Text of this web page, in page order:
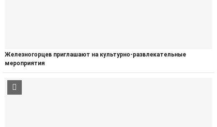
Железногорцев приглашают на культурно-развлекательные
мероприятия